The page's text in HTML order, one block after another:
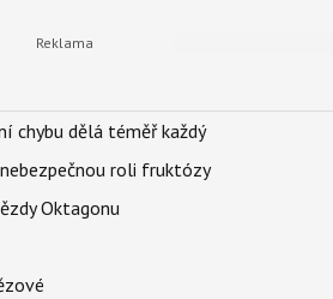
chybu dělá téměř každý
roli fruktózy
Oktagonu